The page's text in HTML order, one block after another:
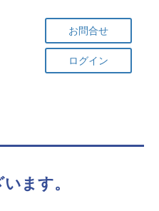
お問合せ
ログイン
ます。